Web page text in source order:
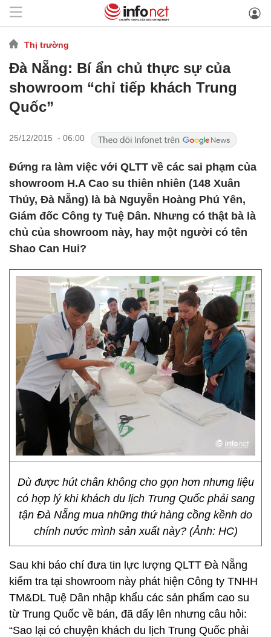
Thị trường
Đà Nẵng: Bí ẩn chủ thực sự của
showroom “chỉ tiếp khách Trung
Quốc”
25/12/2015 - 06:00
Đứng ra làm việc với QLTT về các sai phạm của
showroom H.A Cao su thiên nhiên (148 Xuân
Thủy, Đà Nẵng) là bà Nguyễn Hoàng Phú Yên,
Giám đốc Công ty Tuệ Dân. Nhưng có thật bà là
chủ của showroom này, hay một người có tên
Shao Can Hui?
Dù được hút chân không cho gọn hơn nhưng liệu
có hợp lý khi khách du lịch Trung Quốc phải sang
tận Đà Nẵng mua những thứ hàng cồng kềnh do
chính nước mình sản xuất này? (Ảnh: HC)
Sau khi báo chí đưa tin lực lượng QLTT Đà Nẵng
kiểm tra tại showroom này phát hiện Công ty TNHH
TM&DL Tuệ Dân nhập khẩu các sản phẩm cao su
từ Trung Quốc về bán, đã dấy lên nhưng câu hỏi:
“Sao lại có chuyện khách du lịch Trung Quốc phải